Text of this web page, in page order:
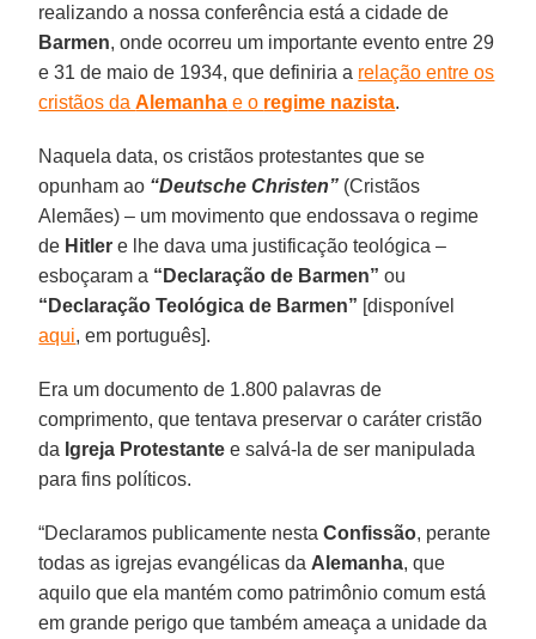
realizando a nossa conferência está a cidade de
Barmen, onde ocorreu um importante evento entre 29
e 31 de maio de 1934, que definiria a relação entre os
cristãos daAlemanha e o regime nazista.
Naquela data, os cristãos protestantes que se
opunham ao “Deutsche Christen” (Cristãos
Alemães) – um movimento que endossava o regime
de Hitler e lhe dava uma justificação teológica –
esboçaram a “Declaração de Barmen” ou
“Declaração Teológica de Barmen” [disponível
aqui, em português].
Era um documento de 1.800 palavras de
comprimento, que tentava preservar o caráter cristão
da Igreja Protestante e salvá-la de ser manipulada
para fins políticos.
“Declaramos publicamente nestaConfissão, perante
todas as igrejas evangélicas da Alemanha, que
aquilo que ela mantém como patrimônio comum está
em grande perigo que também ameaça a unidade da